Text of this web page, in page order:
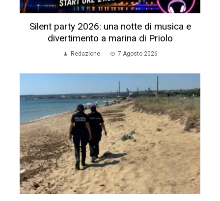
Silent party 2026: una notte di musica e
divertimento a marina di Priolo
Redazione 7 Agosto 2026